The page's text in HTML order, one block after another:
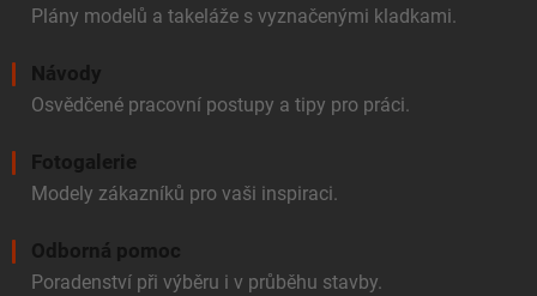
Plány modelů a takeláže s vyznačenými kladkami.
Návody
Osvědčené pracovní postupy a tipy pro práci.
Fotogalerie
Modely zákazníků pro vaši inspiraci.
Odborná pomoc
Poradenství při výběru i v průběhu stavby.